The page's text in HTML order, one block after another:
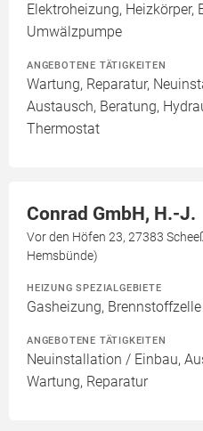
Elektroheizung, Heizkörper,
Umwälzpumpe
ANGEBOTENE TÄTIGKEITEN
Wartung, Reparatur,
Austausch, Beratung,
Thermostat
Conrad GmbH, H.-J.
Vor den Höfen 23, 27383
Hemsbünde)
HEIZUNG SPEZIALGEBIETE
Gasheizung, Brennstoffzelle
ANGEBOTENE TÄTIGKEITEN
Neuinstallation / Einbau,
Wartung, Reparatur